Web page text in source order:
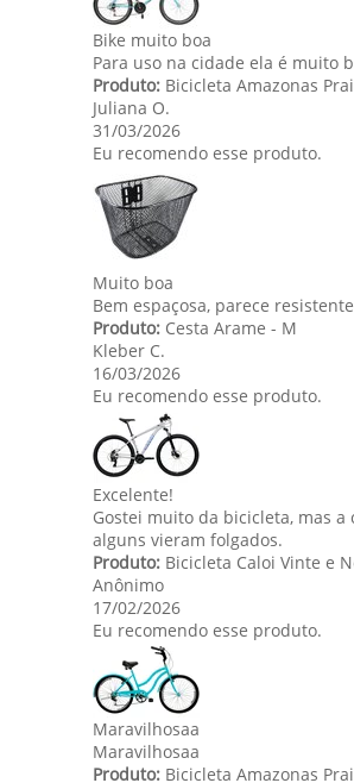
Bike muito boa
Para uso na cidade ela é muito
Produto:Bicicleta Amazonas
Juliana O.
31/03/2026
Eu recomendo esse produto.
Muito boa
Bem espaçosa, parece resistente
Produto:Cesta Arame - M
Kleber C.
16/03/2026
Eu recomendo esse produto.
Excelente!
Gostei muito da bicicleta, mas
alguns vieram folgados.
Produto:Bicicleta Caloi Vinte e
Anônimo
17/02/2026
Eu recomendo esse produto.
Maravilhosaa
Maravilhosaa
Produto:Bicicleta Amazonas